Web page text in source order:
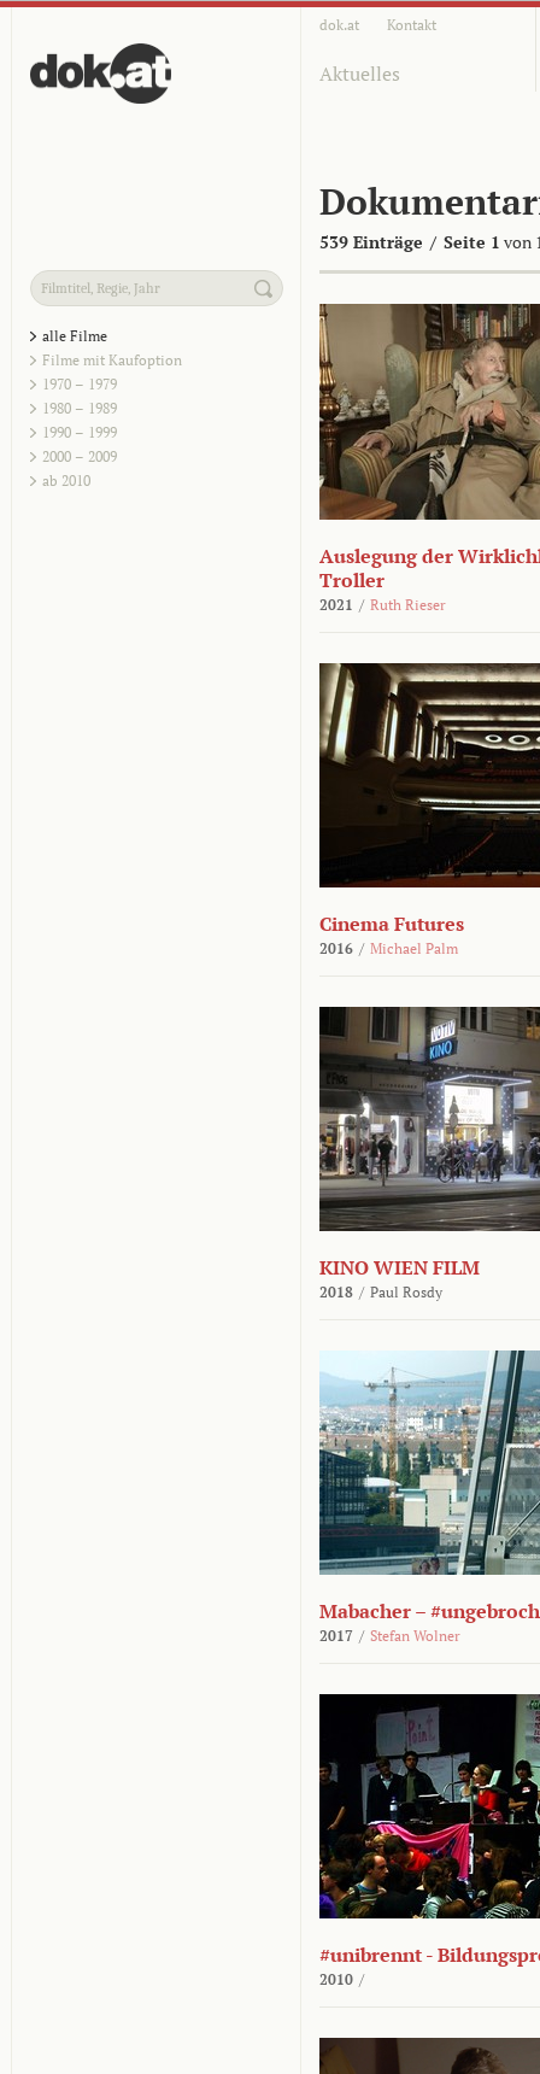
dok.at Kontakt
Aktuelles
539 Einträge / Seite 1 von
alle Filme
Filme mit Kaufoption
1970 – 1979
1980 – 1989
1990 – 1999
2000 – 2009
ab 2010
Auslegung der
Troller
2021 / Ruth Rieser
Cinema Futures
2016 / Michael Palm
KINO WIEN FILM
2018 / Paul Rosdy
Mabacher –
2017 / Stefan Wolner
#unibrennt -
2010 /